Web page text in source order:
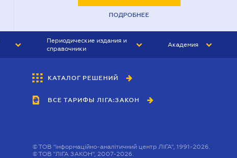
ПОДРОБНЕЕ
Периодические издания и
справочники
БУХГАЛТЕР&ЗАКОН
ВЕСТНИК МСФО
Академия
КАТАЛОГ РЕШЕНИЙ
ВСЕ ТАРИФЫ ЛІГА:ЗАКОН
©ТОВ "інформаційно-аналітичний центр ЛІГА", 1991-2026.
©ТОВ "ЛІГА ЗАКОН", 2007-2026.